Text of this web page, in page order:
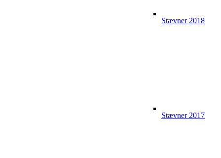
Stævner 2018
Stævner 2017